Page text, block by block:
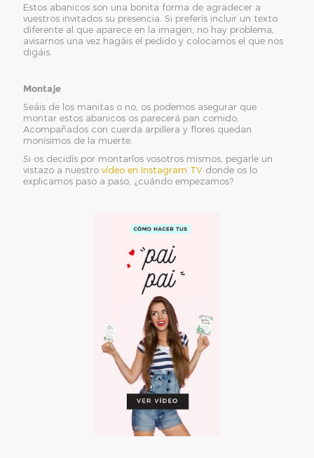
Estos abanicos son una bonita forma de agradecer a
vuestros invitados su presencia. Si preferís incluir un texto
diferente al que aparece en la imagen, no hay problema,
avisarnos una vez hagáis el pedido y colocamos el que nos
digáis.
Montaje
Seáis de los manitas o no, os podemos asegurar que
montar estos abanicos os parecerá pan comido.
Acompañados con cuerda arpillera y flores quedan
monísimos de la muerte.
Si os decidís por montarlos vosotros mismos, pegarle un
vistazo a nuestrovídeo en Instagram TV donde os lo
explicamos paso a paso, ¿cuándo empezamos?